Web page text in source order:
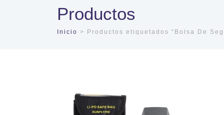
Productos
Inicio > Productos etiquetados “Bolsa De